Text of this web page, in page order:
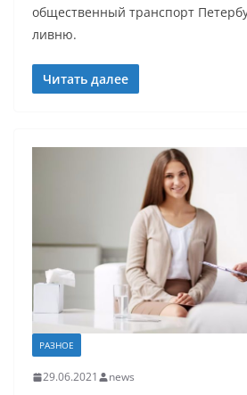
общественный транспорт
ливню.
Читать далее
РАЗНОЕ
29.06.2021 news